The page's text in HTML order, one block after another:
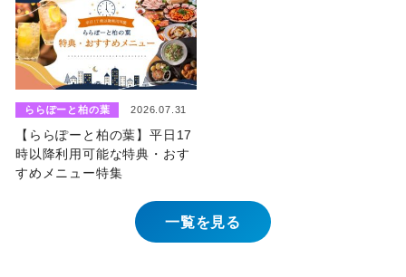
ららぽーと柏の葉 2026.07.31
【ららぽーと柏の葉】平日17
時以降利用可能な特典・おす
すめメニュー特集
一覧を見る